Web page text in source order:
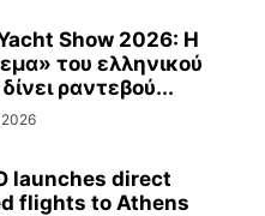
Show 2026: Η
του ελληνικού
ραντεβού...
launches direct
flights to Athens